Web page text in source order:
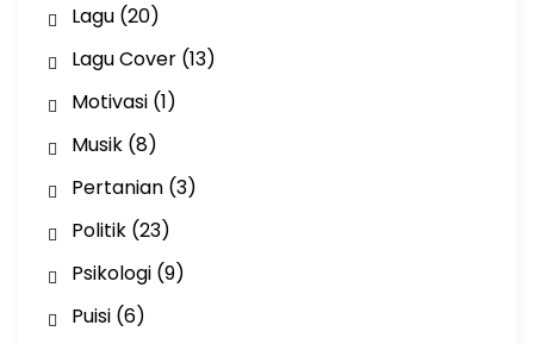
Lagu(20)
Lagu Cover(13)
Motivasi(1)
Musik(8)
Pertanian(3)
Politik(23)
Psikologi(9)
Puisi(6)